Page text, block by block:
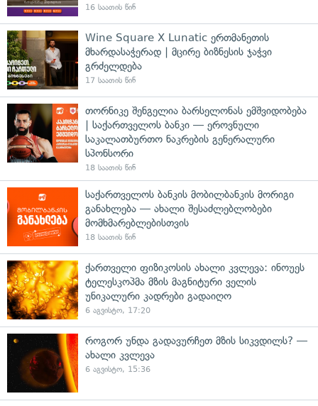
16 საათის წინ
Wine Square X Lunatic ერთმანეთის
მხარდასაჭერად | მცირე ბიზნესის ჯაჭვი
გრძელდება
17 საათის წინ
თორნიკე შენგელია ბარსელონას ემშვიდობება
| საქართველოს ბანკი — ეროვნული
საკალათბურთო ნაკრების გენერალური
სპონსორი
18 საათის წინ
საქართველოს ბანკის მობილბანკის მორიგი
განახლება — ახალი შესაძლებლობები
მომხმარებლებისთვის
18 საათის წინ
ქართველი ფიზიკოსის ახალი კვლევა: ინოუეს
ტელესკოპმა მზის მაგნიტური ველის
უნიკალური კადრები გადაიღო
6 აგვისტო, 17:20
როგორ უნდა გადავურჩეთ მზის სიკვდილს? —
ახალი კვლევა
6 აგვისტო, 15:36